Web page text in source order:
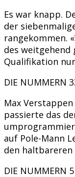
Es war knapp.
der
rangekommen.
des
Qualifikation
DIE NUMMERN
Max
passierte das
auf Pole-Mann
den haltbareren
DIE NUMMERN